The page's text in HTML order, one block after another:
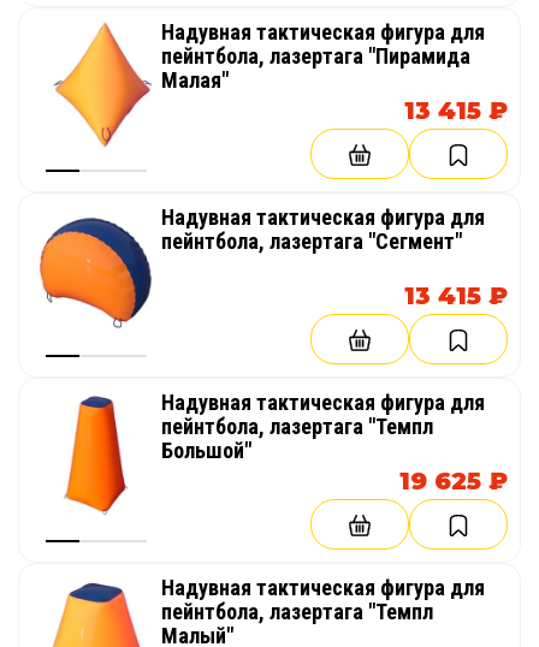
Надувная тактическая фигура для
пейнтбола, лазертага "Пирамида
Малая"
13 415 ₽
Надувная тактическая фигура для
пейнтбола, лазертага "Сегмент"
13 415 ₽
Надувная тактическая фигура для
пейнтбола, лазертага "Темпл
Большой"
19 625 ₽
Надувная тактическая фигура для
пейнтбола, лазертага "Темпл
Малый"